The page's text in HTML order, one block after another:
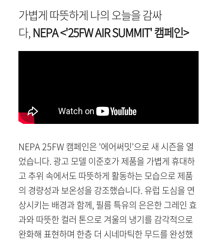
가볍게 따뜻하게 나의 오늘을 감싸
다, NEPA <'25FW AIR SUMMIT' 캠페인>
NEPA 25FW 캠페인은 '에어써밋'으로 새 시즌을 열
었습니다. 광고 모델 이준호가 제품을 가볍게 휴대하
고 추위 속에서도 따뜻하게 활동하는 모습으로 제품
의 경량성과 보온성을 강조했습니다. 유럽 도심을 연
상시키는 배경과 함께, 필름 특유의 은은한 그레인 효
과와 따뜻한 컬러 톤으로 겨울의 냉기를 감각적으로
완화해 표현하며 한층 더 시네마틱한 무드를 완성했